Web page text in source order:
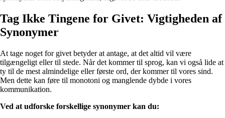
Tag Ikke Tingene for Givet: Vigtigheden af
Synonymer
At tage noget for givet betyder at antage, at det altid vil være
tilgængeligt eller til stede. Når det kommer til sprog, kan vi også lide at
ty til de mest almindelige eller første ord, der kommer til vores sind.
Men dette kan føre til monotoni og manglende dybde i vores
kommunikation.
Ved at udforske forskellige synonymer kan du: